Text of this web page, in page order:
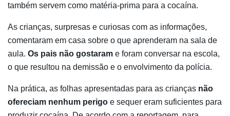
também servem como matéria-prima para a cocaína.
As crianças, surpresas e curiosas com as informações,
comentaram em casa sobre o que aprenderam na sala de
aula. Os pais não gostaram e foram conversar na escola,
o que resultou na demissão e o envolvimento da polícia.
Na prática, as folhas apresentadas para as crianças não
ofereciam nenhum perigo e sequer eram suficientes para